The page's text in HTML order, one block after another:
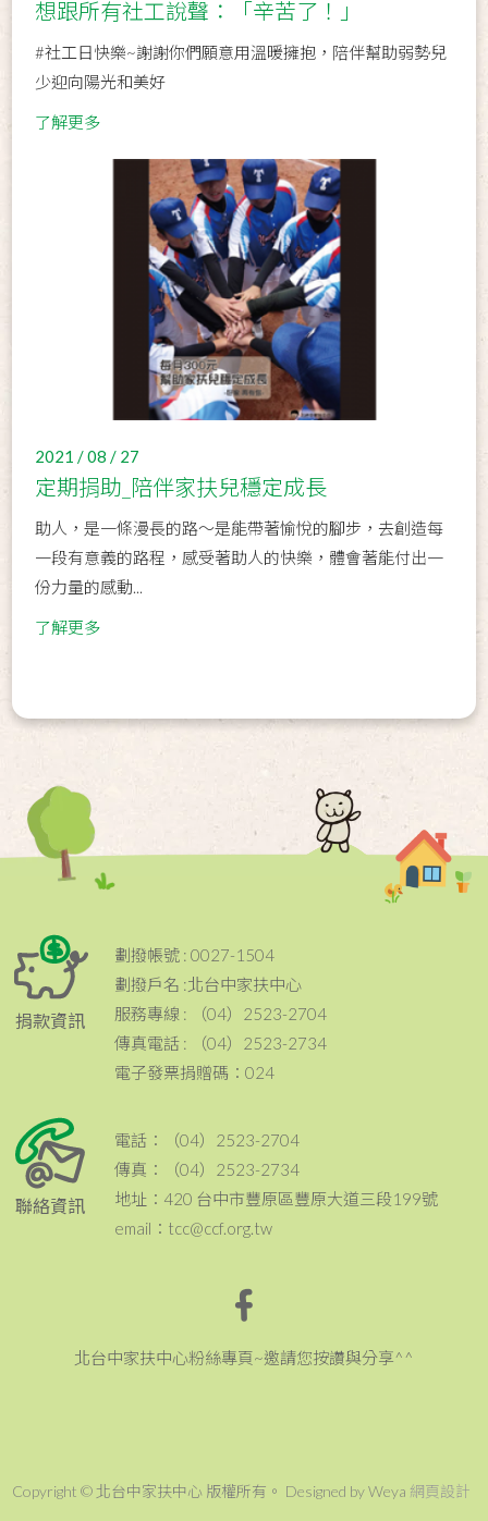
想跟所有社工說聲：「辛苦了！」
#社工日快樂~謝謝你們願意用溫暖擁抱，陪伴幫助弱勢兒
少迎向陽光和美好
了解更多
2021 / 08 / 27
定期捐助_陪伴家扶兒穩定成長
助人，是一條漫長的路～是能帶著愉悅的腳步，去創造每
一段有意義的路程，感受著助人的快樂，體會著能付出一
份力量的感動...
了解更多
捐款資訊
劃撥帳號 : 0027-1504
劃撥戶名 :北台中家扶中心
服務專線 : （04）2523-2704
傳真電話 : （04）2523-2734
電子發票捐贈碼：024
聯絡資訊
電話：（04）2523-2704
傳真：（04）2523-2734
地址：420 台中市豐原區豐原大道三段199號
email：tcc@ccf.org.tw
北台中家扶中心粉絲專頁~邀請您按讚與分享^^
Copyright © 北台中家扶中心 版權所有。 Designed by Weya 網頁設計